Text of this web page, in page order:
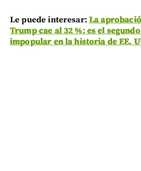
Le puede interesar: La
Trump cae al 32 %: es el
impopular en la historia de EE.